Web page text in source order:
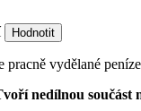
nedílnou součást